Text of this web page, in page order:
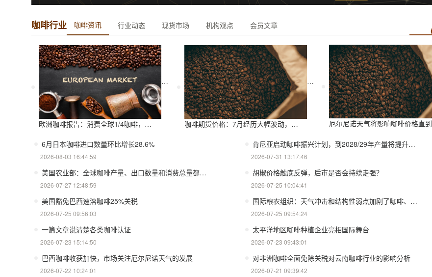
产地：坦桑尼亚
庄园：LIYOMBO AMCOS
品种：阿拉比卡
加工方法:水洗
咖啡价格:62 更多信息
咖啡行业 咖啡资讯 行业动态 现货市场 机构观点 会员文章
欧洲咖啡报告：消费全球1/4咖啡，德国是最大进口国，意大利在烘焙咖啡生产中领先 咖啡期货价格：7月经历大幅波动，8月前景依旧不明朗 厄尔尼诺天气将影响咖啡价格直到今年年底
6月日本咖啡进口数量环比增长28.6%
2026-08-03 16:44:59
肯尼亚启动咖啡振兴计划，到2028/29年产量将提升三倍
2026-07-31 13:17:46
美国农业部：全球咖啡产量、出口数量和消费总量都将创下历史新高
2026-07-27 12:48:59
胡椒价格触底反弹，后市是否会持续走强？
2026-07-25 10:04:41
美国豁免巴西速溶咖啡25%关税
2026-07-25 09:56:03
国际粮农组织：天气冲击和结构性弱点加剧了咖啡、可可、茶叶价格的波动
2026-07-25 09:54:24
一篇文章说清楚各类咖啡认证
2026-07-23 15:14:50
太平洋地区咖啡种植企业亮相国际舞台
2026-07-23 09:43:01
巴西咖啡收获加快，市场关注厄尔尼诺天气的发展
2026-07-22 10:24:01
对非洲咖啡全面免除关税对云南咖啡行业的影响分析
2026-07-21 09:39:42